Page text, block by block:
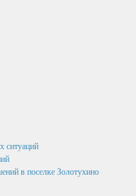
ситуаций
правонарушений в
ситуаций
в поселке Золотухино